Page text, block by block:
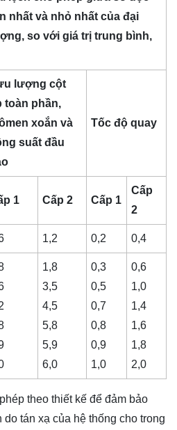
nhất và nhỏ nhất của đại
so với giá trị trung bình,
lượng cột
toàn phần,
xoắn và
suất đầu
Tốc độ quay
1 Cấp 2 Cấp 1
Cấp
2
1,2 0,2 0,4
1,8
3,5
4,5
5,8
5,9
6,0
0,3
0,5
0,7
0,8
0,9
1,0
0,6
1,0
1,4
1,6
1,8
2,0
theo thiết kế để đảm bảo
tán xạ của hệ thống cho trong